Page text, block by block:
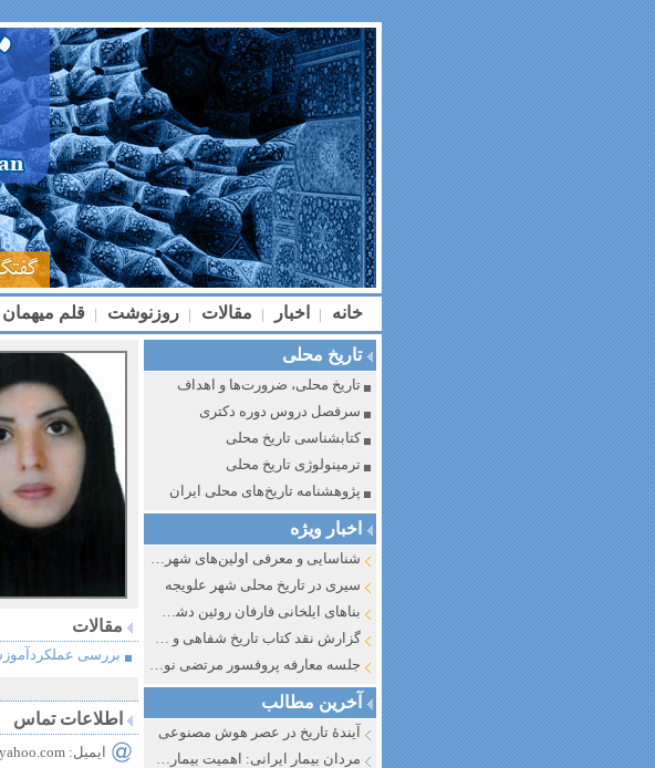
خانه | اخبار | مقالات | روزنوشت | قلم میهمان
تاریخ محلی
تاریخ محلی، ضرورت‌ها و اهداف
سرفصل دروس دوره دکتری
کتابشناسی تاریخ محلی
ترمینولوژی تاریخ محلی
پژوهشنامه تاریخ‌های محلی ایران
اخبار ویژه
شناسایی و معرفی اولین‌های شهر مشهد
سیری در تاریخ محلی شهر علویجه
بناهای ایلخانی فارفان روئین دشت اصفهان
گزارش نقد کتاب تاریخ شفاهی و جایگاه آن در تاریخ نگاری معاصر ایران ۱۳۸۵-۱۳۵۸
جلسه معارفه پروفسور مرتضی نورائی در دپارتمان شرق‌شناسی دانشگاه صوفیا، بلغارستان
آخرین مطالب
آیندهٔ تاریخ در عصر هوش مصنوعی
مردان بیمار ایرانی: اهمیت بیماری به عنوان عاملی در تفسیر تاریخ سیاسی ایران جدید
مقالات
بررسی
اطلاعات تماس
ایمیل: